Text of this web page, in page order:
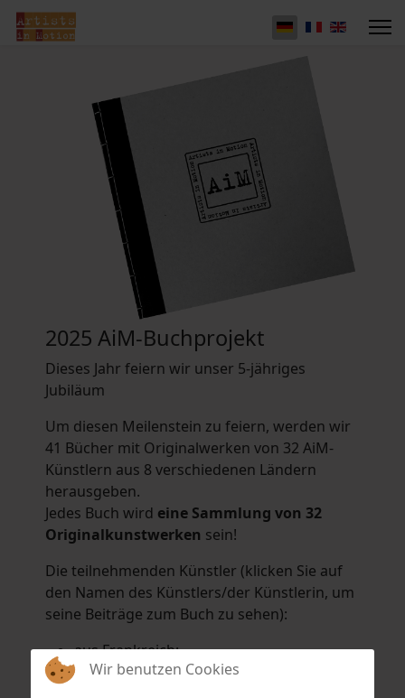
2025 AiM-Buchprojekt
Dieses Jahr feiern wir unser 5-jähriges
Jubiläum
Um diesen Meilenstein zu feiern, werden wir
41 Bücher mit Originalwerken von 32 AiM-
Künstlern aus 8 verschiedenen Ländern
herausgeben.
Jedes Buch wird eine Sammlung von 32
Originalkunstwerken sein!
Die teilnehmenden Künstler (klicken Sie auf
den Namen des Künstlers/der Künstlerin, um
seine Beiträge zum Buch zu sehen):
aus Frankreich:
Hélène Argo,Didier Bonnot
Wir benutzen Cookies